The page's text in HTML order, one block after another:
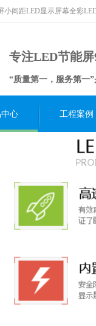
间距LED显示屏幕全彩
专注LED节能
“质量第一，服务第一
心 工程案例